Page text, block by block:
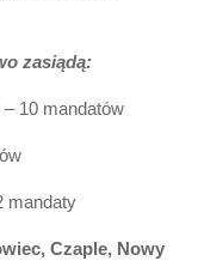
zasiądą:
10 mandatów
mandaty
Czaple, Nowy